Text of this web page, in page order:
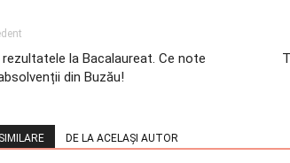
la Bacalaureat. Ce note
din Buzău!
DE LA ACELAȘI AUTOR